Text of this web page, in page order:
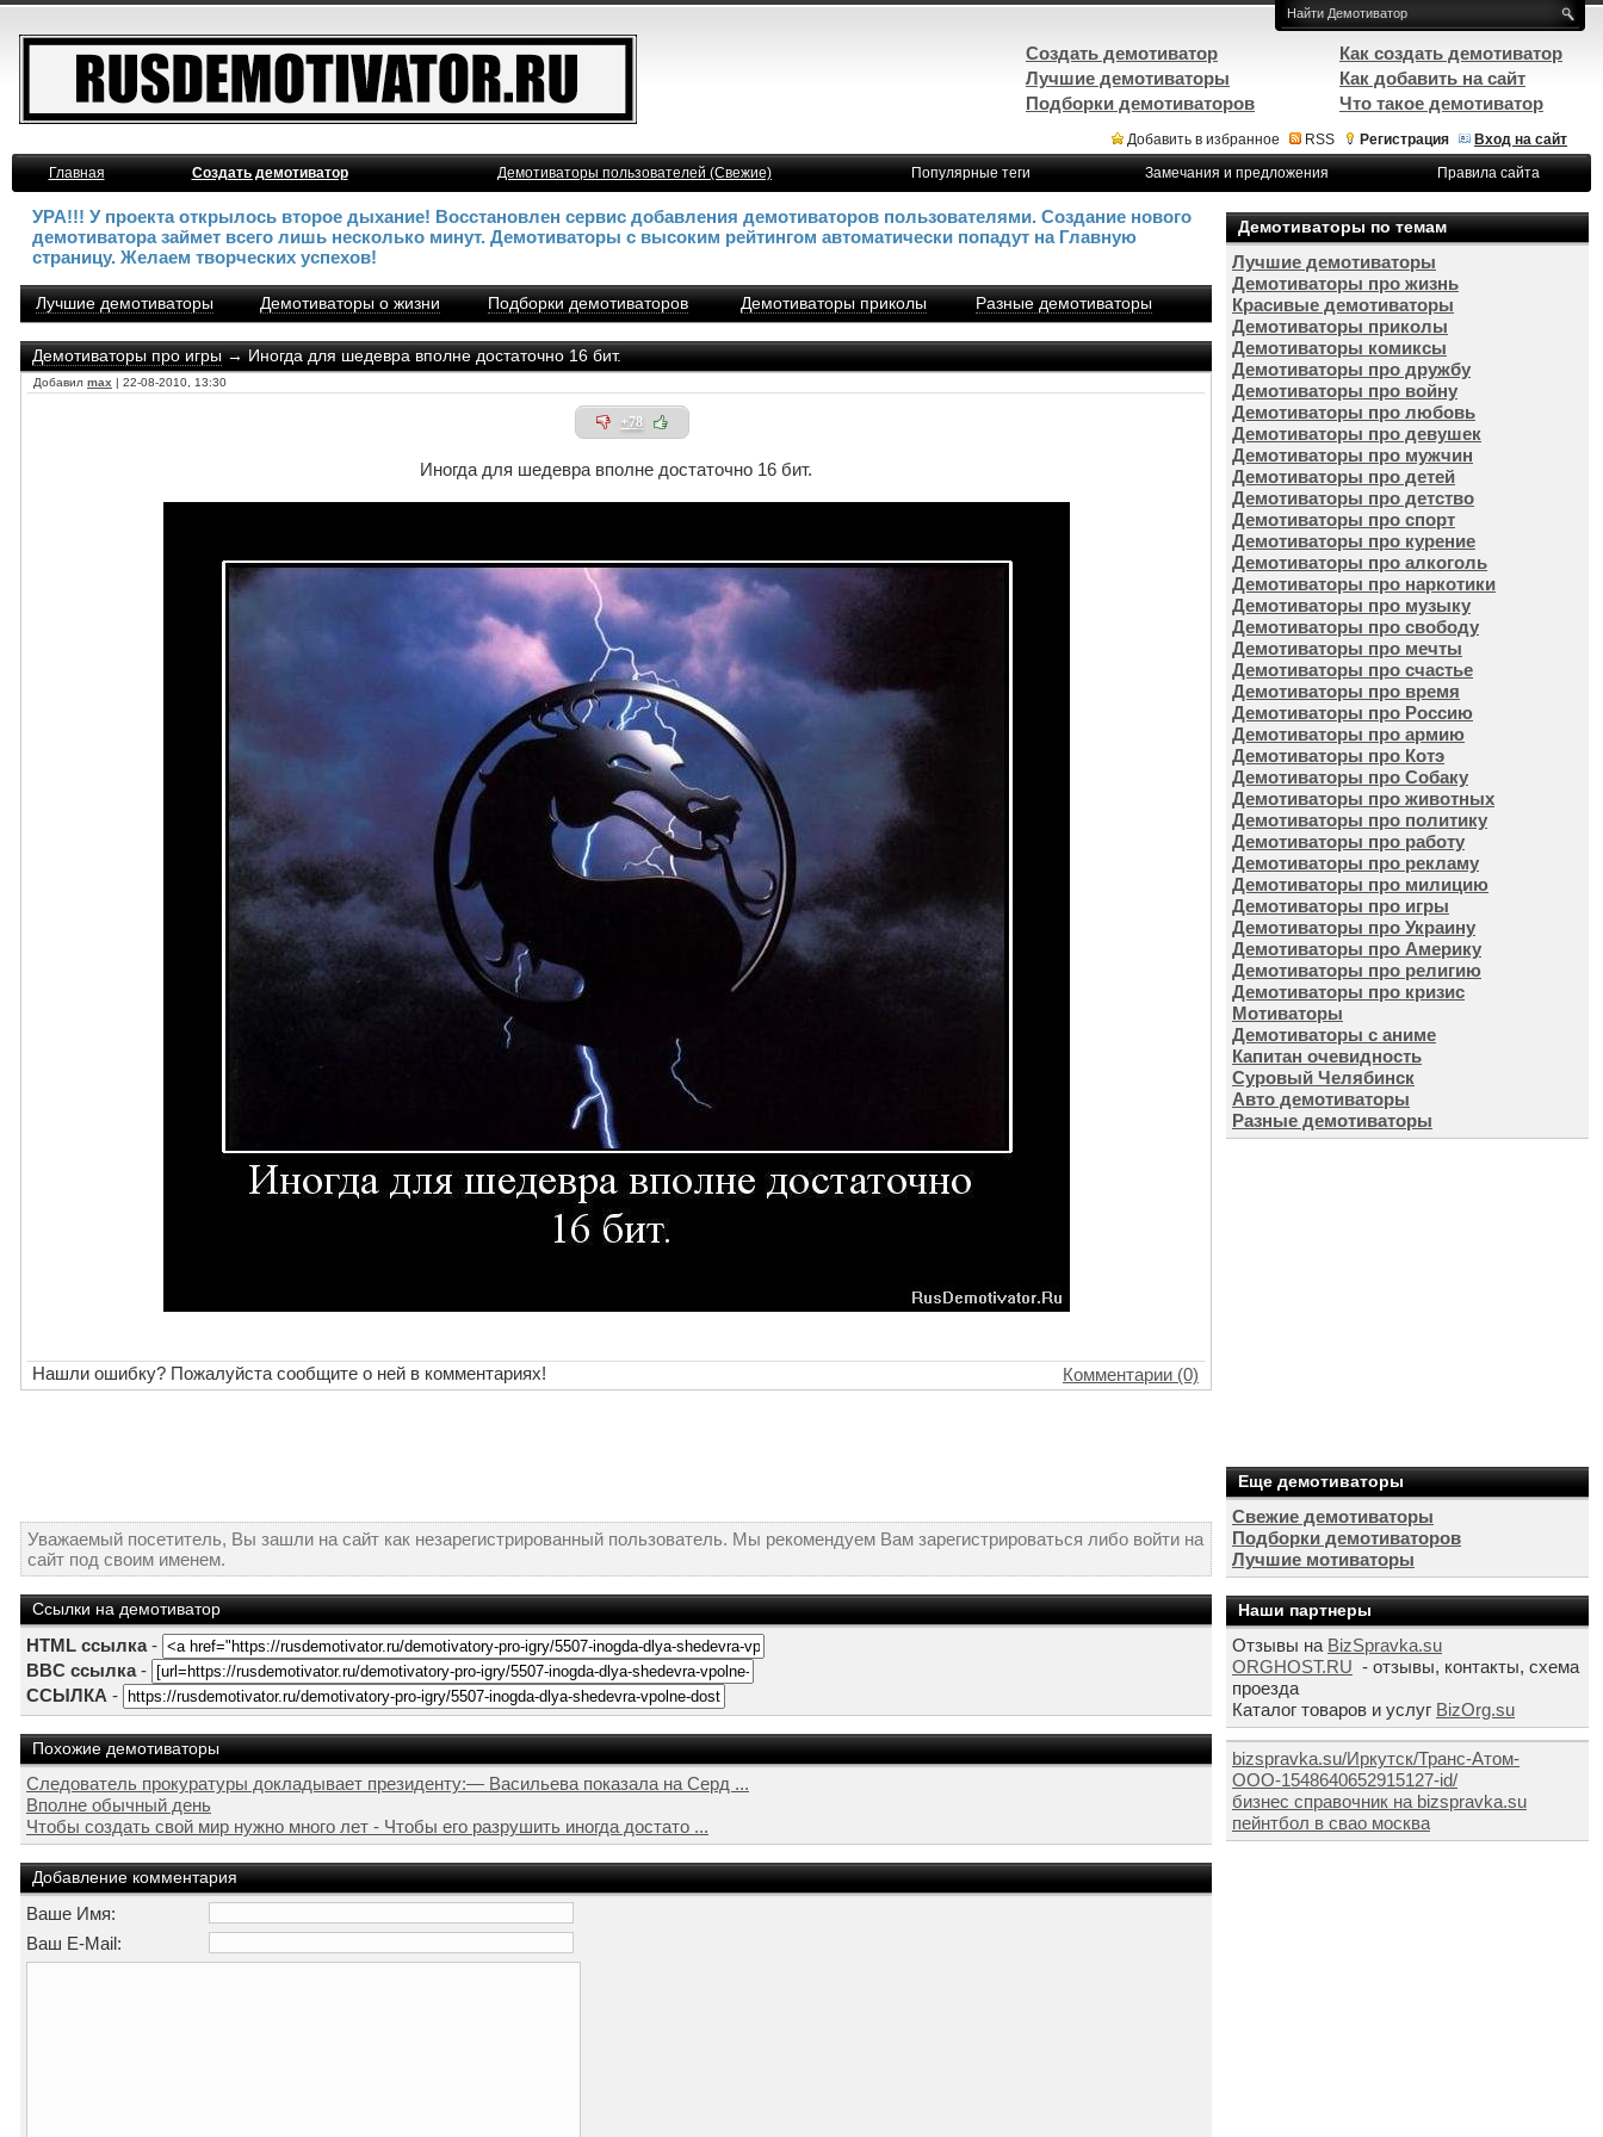
Добавить в избранное RSS Регистрация
Вход на сайт
Главная
Создать демотиватор Демотиваторы пользователей (Свежие) Популярные теги Замечания и предложения Правила сайта
УРА!!! У проекта открылось второе дыхание! Восстановлен сервис добавления демотиваторов пользователями. Создание нового
демотиватора займет всего лишь несколько минут. Демотиваторы с высоким рейтингом автоматически попадут на Главную
страницу. Желаем творческих успехов!
Лучшие демотиваторы Демотиваторы о жизни Подборки демотиваторов Демотиваторы приколы Разные демотиваторы
Демотиваторы про игры→ Иногда для шедевра вполне достаточно 16 бит.
Добавил max | 22-08-2010, 13:30
+78
Иногда для шедевра вполне достаточно 16 бит.
Нашли ошибку? Пожалуйста сообщите о ней в комментариях! Комментарии (0)
Уважаемый посетитель, Вы зашли на сайт как незарегистрированный пользователь. Мы рекомендуем Вам зарегистрироваться либо войти на
сайт под своим именем.
Ссылки на демотиватор
HTML ссылка-
BBC ссылка-
ССЫЛКА -
Похожие демотиваторы
Следователь прокуратуры докладывает президенту:— Васильева показала на Серд ...
Вполне обычный день
Чтобы создать свой мир нужно много лет - Чтобы его разрушить иногда достато ...
Добавление комментария
Ваше Имя:
Ваш E-Mail:
Демотиваторы по темам
Лучшие демотиваторы
Демотиваторы про жизнь
Красивые демотиваторы
Демотиваторы приколы
Демотиваторы комиксы
Демотиваторы про дружбу
Демотиваторы про войну
Демотиваторы про любовь
Демотиваторы про девушек
Демотиваторы про мужчин
Демотиваторы про детей
Демотиваторы про детство
Демотиваторы про спорт
Демотиваторы про курение
Демотиваторы про алкоголь
Демотиваторы про наркотики
Демотиваторы про музыку
Демотиваторы про свободу
Демотиваторы про мечты
Демотиваторы про счастье
Демотиваторы про время
Демотиваторы про Россию
Демотиваторы про армию
Демотиваторы про Котэ
Демотиваторы про Собаку
Демотиваторы про животных
Демотиваторы про политику
Демотиваторы про работу
Демотиваторы про рекламу
Демотиваторы про милицию
Демотиваторы про игры
Демотиваторы про Украину
Демотиваторы про Америку
Демотиваторы про религию
Демотиваторы про кризис
Мотиваторы
Демотиваторы с аниме
Капитан очевидность
Суровый Челябинск
Авто демотиваторы
Разные демотиваторы
Еще демотиваторы
Свежие демотиваторы
Подборки демотиваторов
Лучшие мотиваторы
Наши партнеры
Отзывы на BizSpravka.su
ORGHOST.RU - отзывы, контакты, схема
проезда
Каталог товаров и услуг BizOrg.su
bizspravka.su/Иркутск/Транс-Атом-
ООО-1548640652915127-id/
бизнес справочник на bizspravka.su
пейнтбол в свао москва
Создать демотиватор
Лучшие демотиваторы
Подборки демотиваторов
Как создать демотиватор
Как добавить на сайт
Что такое демотиватор